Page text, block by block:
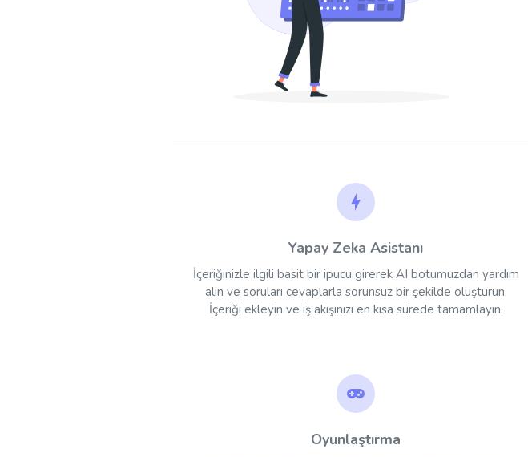
Yapay Zeka Asistanı
İçeriğinizle ilgili basit bir ipucu girerek AI botumuzdan yardım
alın ve soruları cevaplarla sorunsuz bir şekilde oluşturun.
İçeriği ekleyin ve iş akışınızı en kısa sürede tamamlayın.
Oyunlaştırma